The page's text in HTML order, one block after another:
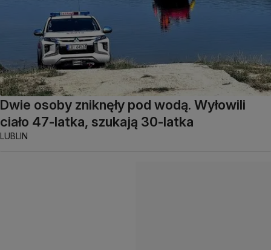
Dwie osoby zniknęły pod wodą. Wyłowili
ciało 47-latka, szukają 30-latka
LUBLIN